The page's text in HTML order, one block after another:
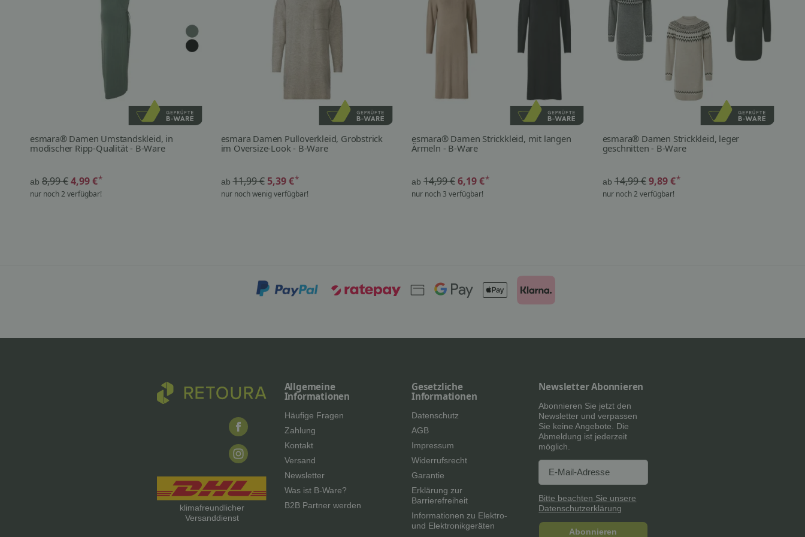
esmara® Damen Umstandskleid, in
modischer Ripp-Qualität - B-Ware
ab 8,99 €4,99 €*
nur noch 2 verfügbar!
esmara Damen Pulloverkleid, Grobstrick
im Oversize-Look - B-Ware
ab 11,99 € 5,39 €*
nur noch wenig verfügbar!
esmara® Damen Strickkleid, mit langen
Ärmeln - B-Ware
ab 14,99 €6,19 €*
nur noch 3 verfügbar!
esmara® Damen Strickkleid, leger
geschnitten - B-Ware
ab 14,99 € 9,89 €*
nur noch 2 verfügbar!
klimafreundlicher
Versanddienst
Allgemeine
Informationen
Häufige Fragen
Zahlung
Kontakt
Versand
Newsletter
Was ist B-Ware?
B2B Partner werden
Gesetzliche
Informationen
Datenschutz
AGB
Impressum
Widerrufsrecht
Garantie
Erklärung zur
Barrierefreiheit
Informationen zu Elektro-
und Elektronikgeräten
Newsletter Abonnieren
Abonnieren Sie jetzt den
Newsletter und verpassen
Sie keine Angebote. Die
Abmeldung ist jederzeit
möglich.
Newsletter Abonnieren
Newsletter Abonnieren
Bitte beachten Sie unsere
Datenschutzerklärung
Abonnieren